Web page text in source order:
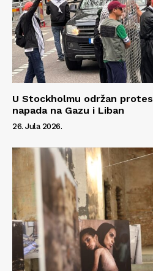
Kontakt
Impressum
U Stockholmu održan
napada na Gazu i Liban
26. Jula 2026.